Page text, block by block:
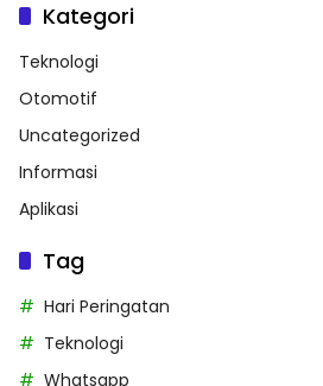
Kategori
Teknologi
Otomotif
Uncategorized
Informasi
Aplikasi
Tag
Hari Peringatan
Teknologi
Whatsapp